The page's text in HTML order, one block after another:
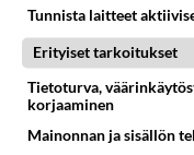
Mukavasti max-
kausia,ei pääse
pyörittää niin kauan
27.01.2011 19:42
Tunnista laitteet
Erityiset tarkoitukset
Tietoturva,
korjaaminen
Mainonnan ja sisällön